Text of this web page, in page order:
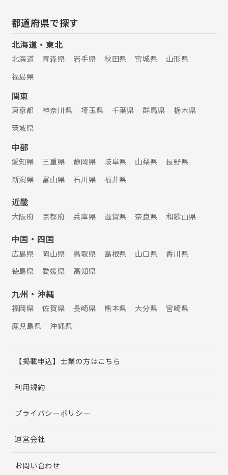
都道府県で探す
北海道・東北
北海道 青森県 岩手県 秋田県 宮城県
山形県
福島県
関東
東京都 神奈川県 埼玉県 千葉県 群馬県
栃木県
茨城県
中部
愛知県 三重県 静岡県 岐阜県 山梨県
長野県
新潟県
富山県 石川県 福井県
近畿
大阪府 京都府 兵庫県 滋賀県 奈良県 和歌山県
中国・四国
広島県 岡山県 鳥取県 島根県 山口県
香川県
徳島県
愛媛県 高知県
九州・沖縄
福岡県 佐賀県 長崎県 熊本県 大分県
宮崎県
鹿児島県
沖縄県
【掲載申込】士業の方はこちら
利用規約
プライバシーポリシー
運営会社
お問い合わせ